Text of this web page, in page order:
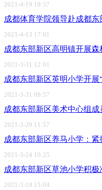
2021-4-19 19:57
成都体育学院领导赴成都
2021-4-13 17:01
成都东部新区高明镇开展
2021-3-31 12:01
成都东部新区英明小学开
2021-3-31 09:57
成都东部新区美术中心组
2021-3-29 11:57
成都东部新区养马小学：
2021-3-24 10:25
成都东部新区草池小学积
2021-3-19 15:04